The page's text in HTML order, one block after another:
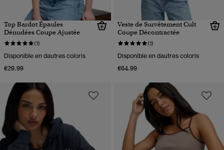
Top Bardot Épaules
Dénudées Coupe Ajustée
(1)
Disponible en dautres coloris
€29.99
Veste de Survêtement Cult
Coupe Décontractée
(1)
Disponible en dautres coloris
€64.99